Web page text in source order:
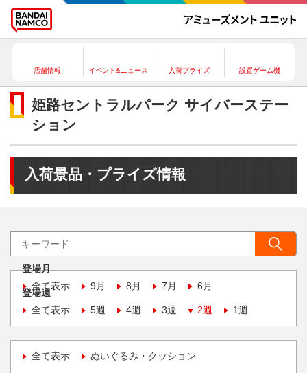
店舗情報 イベント&ニュース 入荷プライズ 設置ゲーム機
姫路セントラルパーク サイバーステー
ション
入荷景品・プライズ情報
登場月
全て表示
9月 8月 7月 6月
登場週
全て表示
5週 4週 3週 2週 1週
全て表示 ぬいぐるみ・クッション